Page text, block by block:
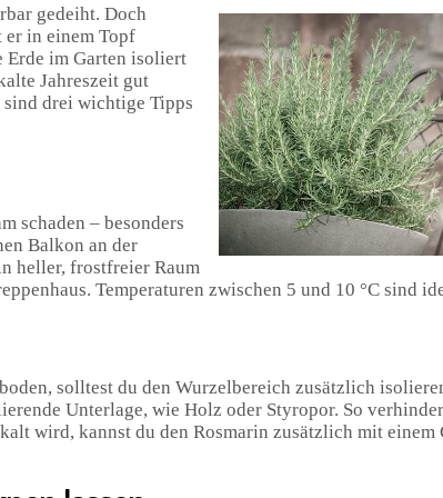
gedeiht. Doch
in einem Topf
Erde im Garten isoliert
Jahreszeit gut
drei wichtige Tipps
schaden – besonders
Balkon an der
heller, frostfreier Raum
Temperaturen zwischen 5 und 10 °C sind
solltest du den Wurzelbereich zusätzlich
Unterlage, wie Holz oder Styropor. So
wird, kannst du den Rosmarin zusätzlich mit einem